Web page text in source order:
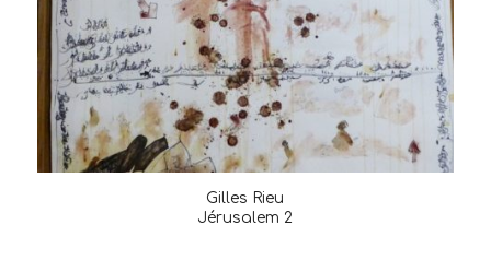
Gilles Rieu
Jérusalem 2